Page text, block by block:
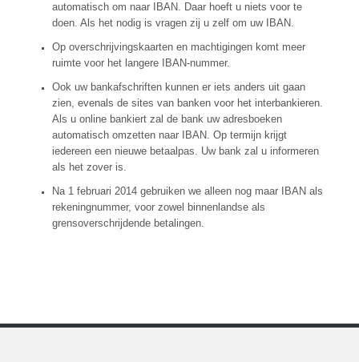
automatisch om naar IBAN. Daar hoeft u niets voor te
doen. Als het nodig is vragen zij u zelf om uw IBAN.
Op overschrijvingskaarten en machtigingen komt meer
ruimte voor het langere IBAN-nummer.
Ook uw bankafschriften kunnen er iets anders uit gaan
zien, evenals de sites van banken voor het interbankieren.
Als u online bankiert zal de bank uw adresboeken
automatisch omzetten naar IBAN. Op termijn krijgt
iedereen een nieuwe betaalpas. Uw bank zal u informeren
als het zover is.
Na 1 februari 2014 gebruiken we alleen nog maar IBAN als
rekeningnummer, voor zowel binnenlandse als
grensoverschrijdende betalingen.